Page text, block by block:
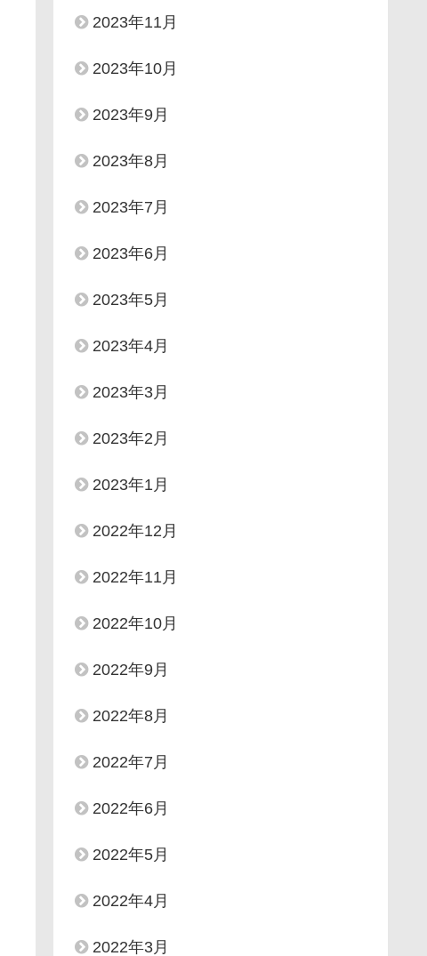
2023年11月
2023年10月
2023年9月
2023年8月
2023年7月
2023年6月
2023年5月
2023年4月
2023年3月
2023年2月
2023年1月
2022年12月
2022年11月
2022年10月
2022年9月
2022年8月
2022年7月
2022年6月
2022年5月
2022年4月
2022年3月